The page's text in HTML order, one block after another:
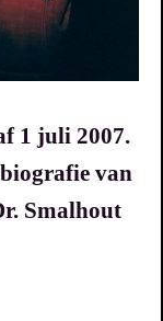
1 juli 2007.
van
Smalhout